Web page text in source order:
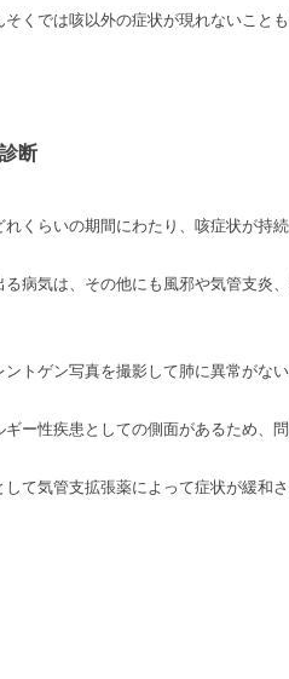
そくでは咳以外の症状が現れないことも
断
くらいの期間にわたり、咳症状が持
病気は、その他にも風邪や気管支炎、
ントゲン写真を撮影して肺に異常がな
ギー性疾患としての側面があるため、
て気管支拡張薬によって症状が緩和